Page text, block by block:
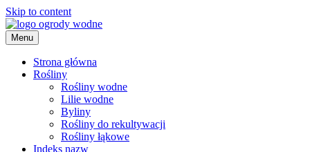
Skip to content
ogrody wodne
Menu
Strona główna
Rośliny
Rośliny wodne
Lilie wodne
Byliny
Rośliny do rekultywacji
Rośliny łąkowe
Indeks nazw